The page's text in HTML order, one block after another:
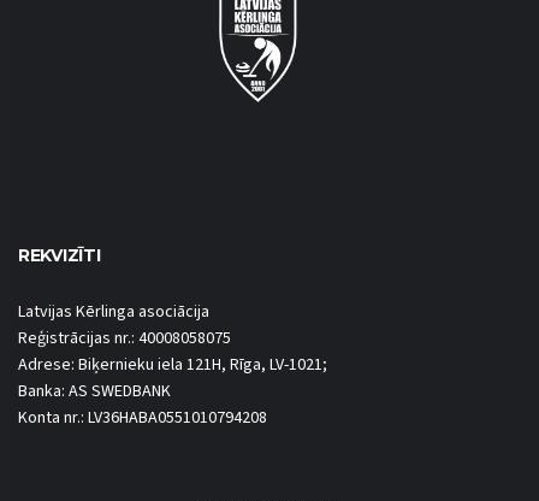
REKVIZĪTI
Latvijas Kērlinga asociācija
Reģistrācijas nr.: 40008058075
Adrese: Biķernieku iela 121H, Rīga, LV-1021;
Banka: AS SWEDBANK
Konta nr.: LV36HABA0551010794208